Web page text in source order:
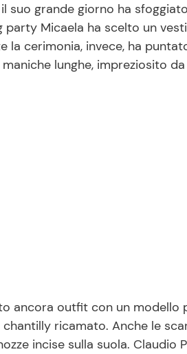
suo grande giorno ha
party Micaela ha scelto un
cerimonia, invece, ha
lunghe, impreziosito
ancora outfit con un modello
ricamato. Anche le
incise sulla suola. Claudio